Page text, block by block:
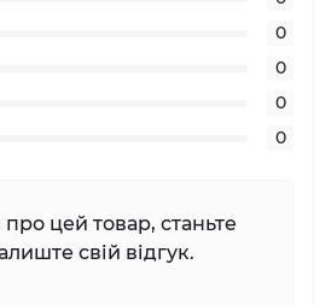
0
0
0
0
про цей товар, станьте
свій відгук.